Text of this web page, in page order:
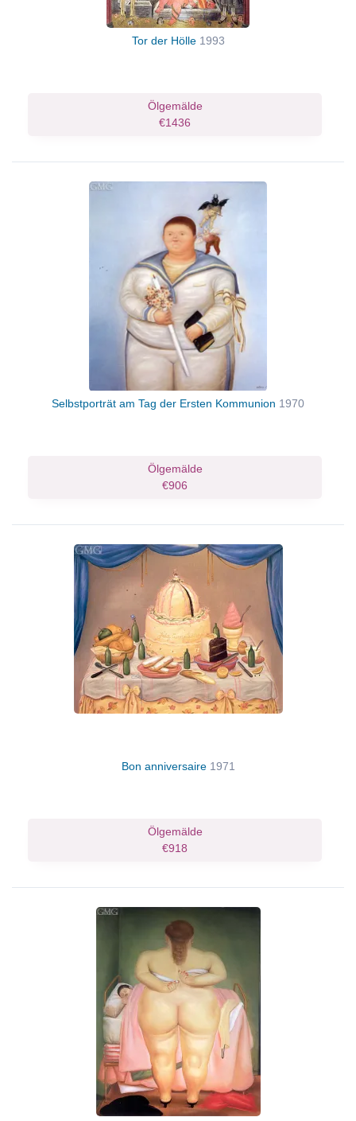
Tor der Hölle 1993
Ölgemälde
€1436
Selbstporträt am Tag der Ersten Kommunion 1970
Ölgemälde
€906
Bon anniversaire 1971
Ölgemälde
€918